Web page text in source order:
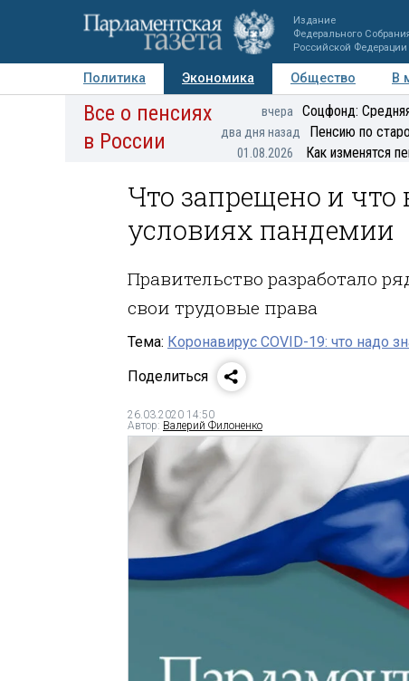
Издание
Федерального
Российской Федерации
Политика Экономика Общество В
Авторы Персоны Мнения Регионы
Все о пенсиях
в России
вчера Соцфонд:
два дня назад Пенсию по
01.08.2026 Как изменятся
Что запрещено и
условиях пандемии
Правительство разработало
свои трудовые права
Тема: Коронавирус COVID-19: что надо
Поделиться
26.03.2020 14:50
Автор: Валерий Филоненко